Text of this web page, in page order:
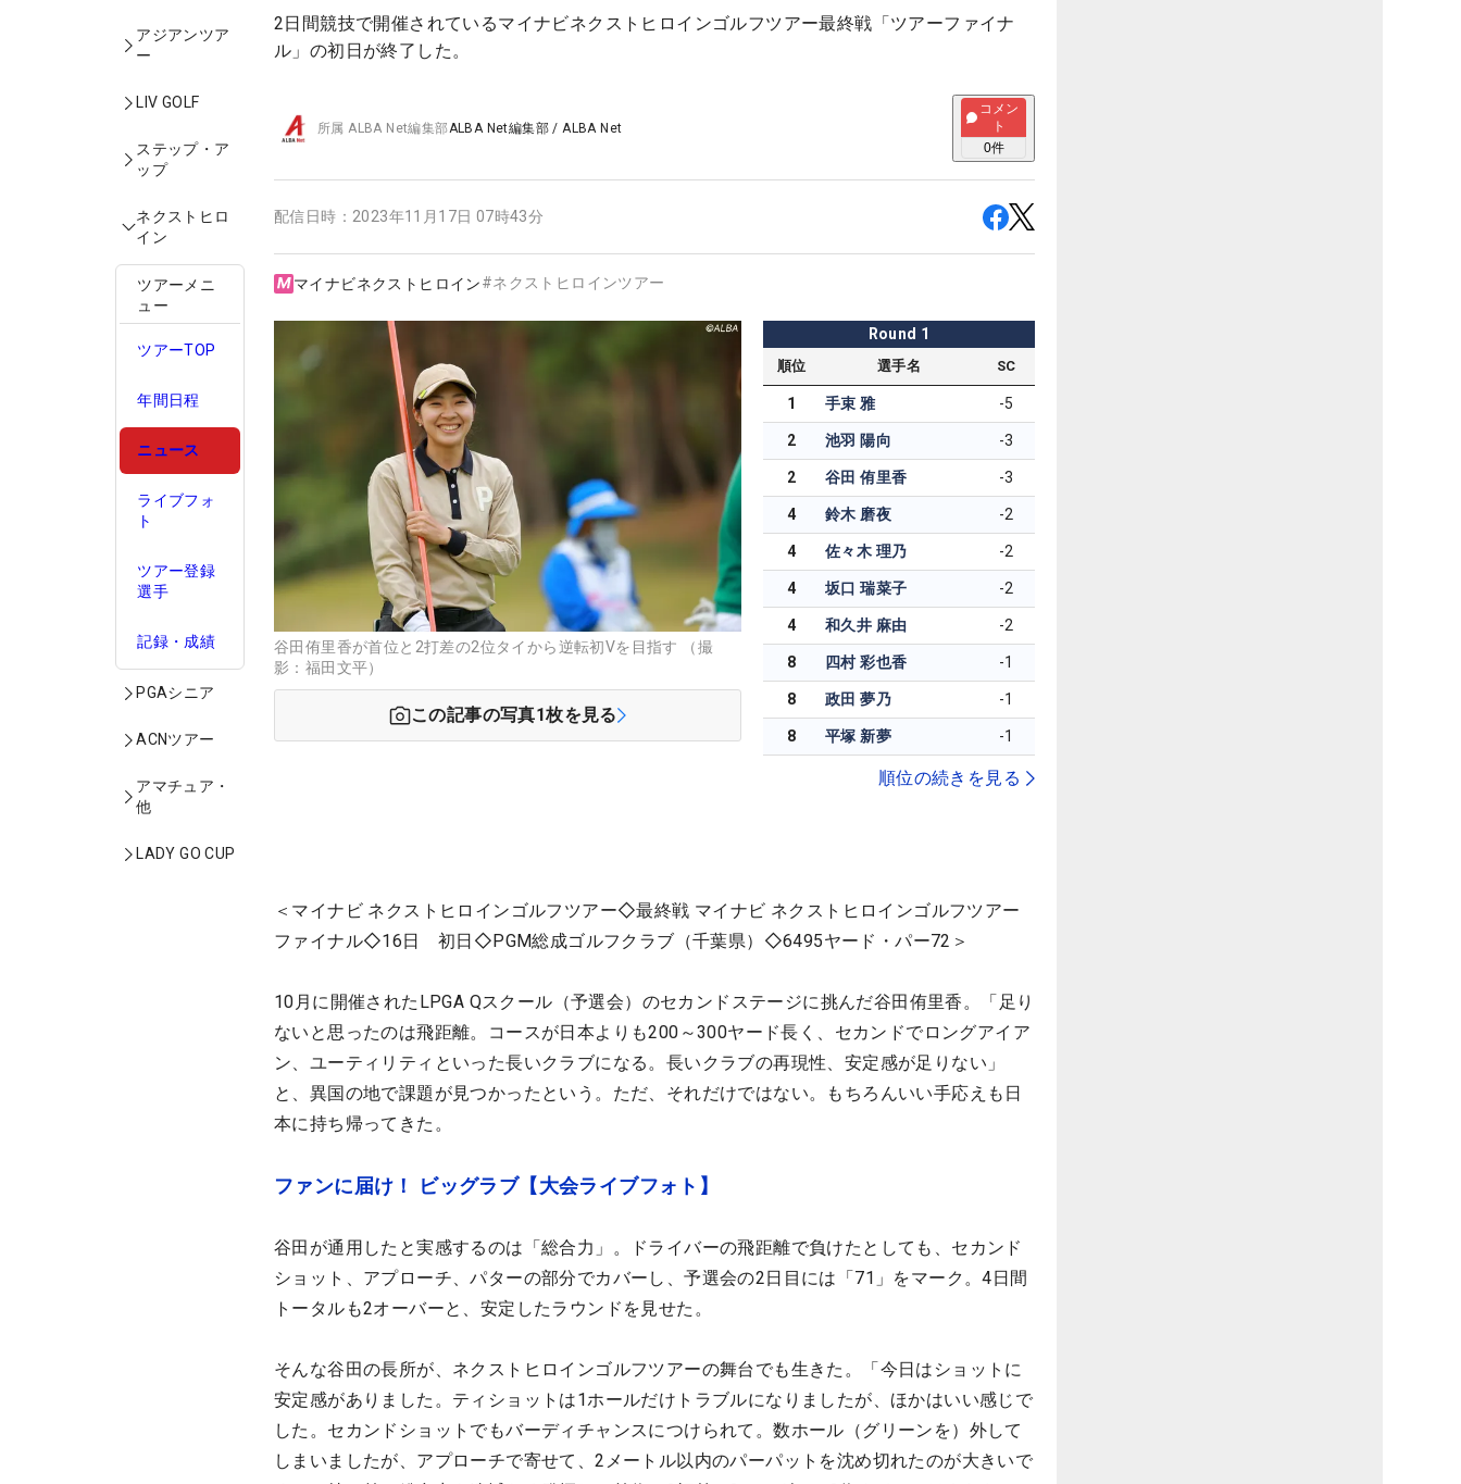
アジアンツア
ー
LIV GOLF
ステップ・ア
ップ
ネクストヒロ
イン
ツアーメニ
ュー
ツアーTOP
年間日程
ニュース
ライブフォ
ト
ツアー登録
選手
記録・成績
PGAシニア
ACNツアー
アマチュア・
他
LADY GO CUP
2日間競技で開催されているマイナビネクストヒロインゴルフツアー最終戦「ツアーファイナ
ル」の初日が終了した。
所属ALBA Net編集部ALBA Net編集部 /ALBA Net
コメン
ト
0件
配信日時： 2023年11月17日 07時43分
マイナビネクストヒロイン#ネクストヒロインツアー
谷田侑里香が首位と2打差の2位タイから逆転初Vを目指す （撮
影：福田文平）
この記事の写真1枚を見る
Round 1
順位 選手名 SC
1 手束 雅 -5
2 池羽 陽向 -3
2 谷田 侑里香 -3
4 鈴木 磨夜 -2
4 佐々木 理乃 -2
4 坂口 瑞菜子 -2
4 和久井 麻由 -2
8 四村 彩也香 -1
8 政田 夢乃 -1
8 平塚 新夢 -1
順位の続きを見る
＜マイナビ ネクストヒロインゴルフツアー◇最終戦 マイナビ ネクストヒロインゴルフツアー
ファイナル◇16日 初日◇PGM総成ゴルフクラブ（千葉県）◇6495ヤード・パー72＞
10月に開催されたLPGA Qスクール（予選会）のセカンドステージに挑んだ谷田侑里香。「足り
ないと思ったのは飛距離。コースが日本よりも200～300ヤード長く、セカンドでロングアイア
ン、ユーティリティといった長いクラブになる。長いクラブの再現性、安定感が足りない」
と、異国の地で課題が見つかったという。ただ、それだけではない。もちろんいい手応えも日
本に持ち帰ってきた。
ファンに届け！ ビッグラブ【大会ライブフォト】
谷田が通用したと実感するのは「総合力」。ドライバーの飛距離で負けたとしても、セカンド
ショット、アプローチ、パターの部分でカバーし、予選会の2日目には「71」をマーク。4日間
トータルも2オーバーと、安定したラウンドを見せた。
そんな谷田の長所が、ネクストヒロインゴルフツアーの舞台でも生きた。「今日はショットに
安定感がありました。ティショットは1ホールだけトラブルになりましたが、ほかはいい感じで
した。セカンドショットでもバーディチャンスにつけられて。数ホール（グリーンを）外して
しまいましたが、アプローチで寄せて、2メートル以内のパーパットを沈め切れたのが大きいで